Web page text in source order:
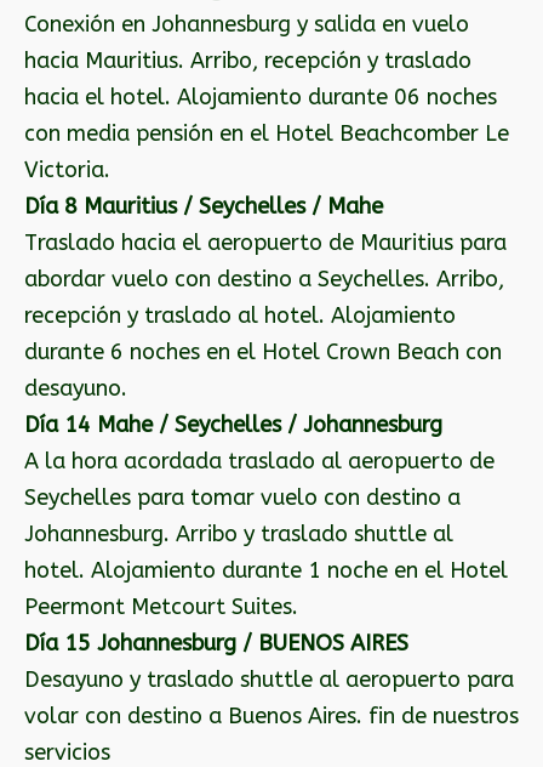
Conexión en Johannesburg y salida en vuelo
hacia Mauritius. Arribo, recepción y traslado
hacia el hotel. Alojamiento durante 06 noches
con media pensión en el Hotel Beachcomber Le
Victoria.
Día 8 Mauritius / Seychelles / Mahe
Traslado hacia el aeropuerto de Mauritius para
abordar vuelo con destino a Seychelles. Arribo,
recepción y traslado al hotel. Alojamiento
durante 6 noches en el Hotel Crown Beach con
desayuno.
Día 14 Mahe / Seychelles / Johannesburg
A la hora acordada traslado al aeropuerto de
Seychelles para tomar vuelo con destino a
Johannesburg. Arribo y traslado shuttle al
hotel. Alojamiento durante 1 noche en el Hotel
Peermont Metcourt Suites.
Día 15 Johannesburg / BUENOS AIRES
Desayuno y traslado shuttle al aeropuerto para
volar con destino a Buenos Aires. fin de nuestros
servicios